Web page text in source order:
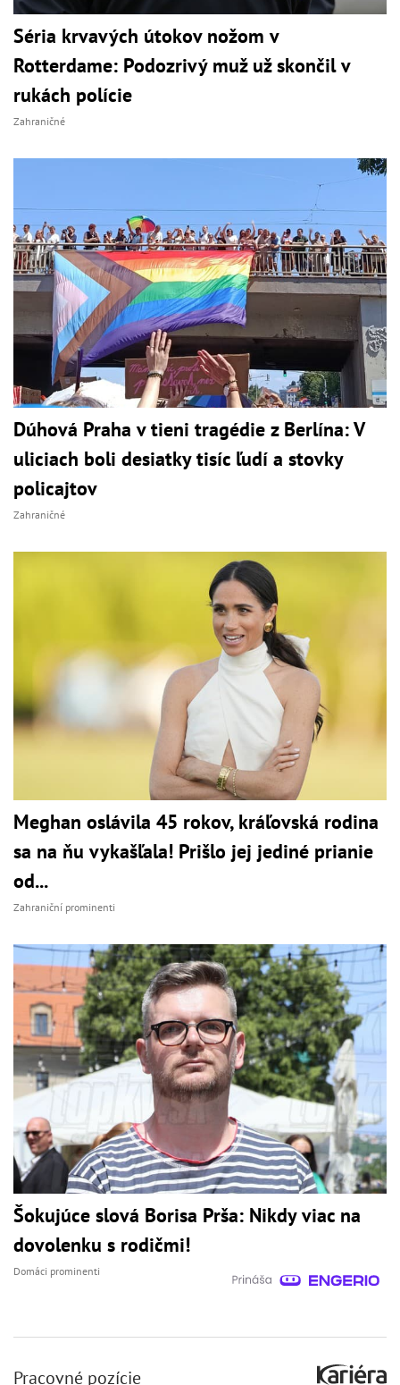
Séria krvavých útokov nožom v
Rotterdame: Podozrivý muž už skončil v
rukách polície
Zahraničné
Dúhová Praha v tieni tragédie z Berlína: V
uliciach boli desiatky tisíc ľudí a stovky
policajtov
Zahraničné
Meghan oslávila 45 rokov, kráľovská rodina
sa na ňu vykašľala! Prišlo jej jediné prianie
od...
Zahraniční prominenti
Šokujúce slová Borisa Prša: Nikdy viac na
dovolenku s rodičmi!
Domáci prominenti
Pracovné pozície